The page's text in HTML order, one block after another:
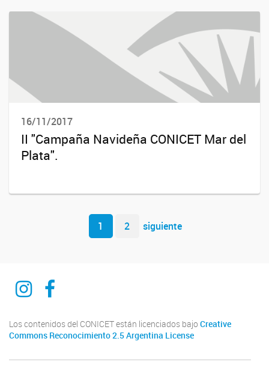
16/11/2017
II "Campaña Navideña CONICET Mar del
Plata".
Navegador de artículos
1 2 siguiente
INSTAGRAM
FACEBOOK
Los contenidos del CONICET están licenciados bajo Creative
Commons Reconocimiento 2.5 Argentina License